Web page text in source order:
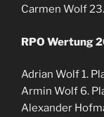
Carmen Wolf
RPO Wertung
Adrian Wolf 1.
Armin Wolf 6.
Alexander